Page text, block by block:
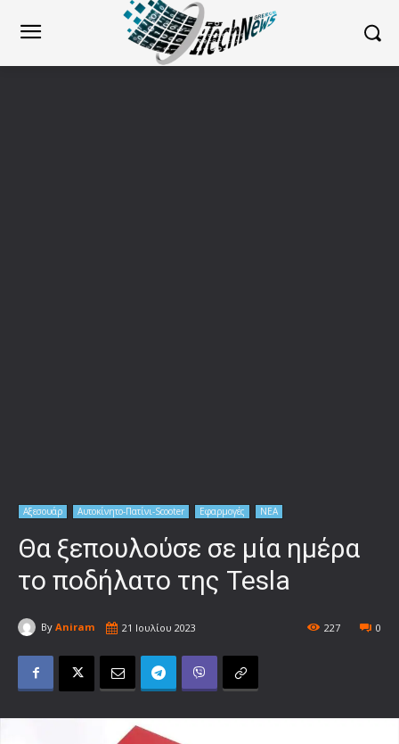
Αξεσουάρ Αυτοκίνητο-Πατίνι-Scooter Εφαρμογές ΝΕΑ
Θα ξεπουλούσε σε μία ημέρα
το ποδήλατο της Tesla
By Aniram 21 Ιουλίου 2023 0
227